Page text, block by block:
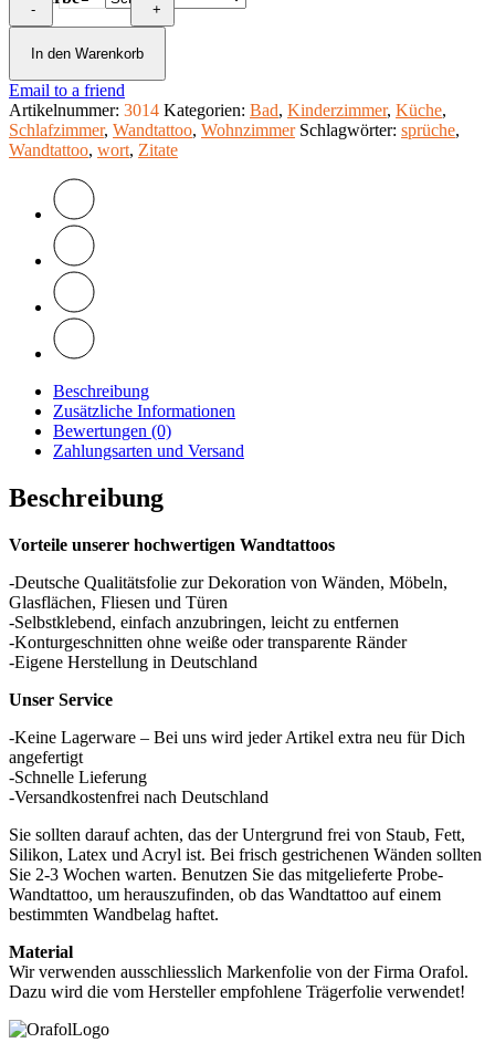
-
Meine
Kuschelecke
Schriftzug
+
Schlafzimmer
Menge
+
In den Warenkorb
Email to a friend
Artikelnummer: 3014 Kategorien: Bad, Kinderzimmer, Küche,
Schlafzimmer, Wandtattoo, Wohnzimmer Schlagwörter: sprüche,
Wandtattoo, wort, Zitate
Beschreibung
Zusätzliche Informationen
Bewertungen (0)
Zahlungsarten und Versand
Beschreibung
Vorteile unserer hochwertigen Wandtattoos
-Deutsche Qualitätsfolie zur Dekoration von Wänden, Möbeln,
Glasflächen, Fliesen und Türen
-Selbstklebend, einfach anzubringen, leicht zu entfernen
-Konturgeschnitten ohne weiße oder transparente Ränder
-Eigene Herstellung in Deutschland
Unser Service
-Keine Lagerware – Bei uns wird jeder Artikel extra neu für Dich
angefertigt
-Schnelle Lieferung
-Versandkostenfrei nach Deutschland
Sie sollten darauf achten, das der Untergrund frei von Staub, Fett,
Silikon, Latex und Acryl ist. Bei frisch gestrichenen Wänden sollten
Sie 2-3 Wochen warten. Benutzen Sie das mitgelieferte Probe-
Wandtattoo, um herauszufinden, ob das Wandtattoo auf einem
bestimmten Wandbelag haftet.
Material
Wir verwenden ausschliesslich Markenfolie von der Firma Orafol.
Dazu wird die vom Hersteller empfohlene Trägerfolie verwendet!